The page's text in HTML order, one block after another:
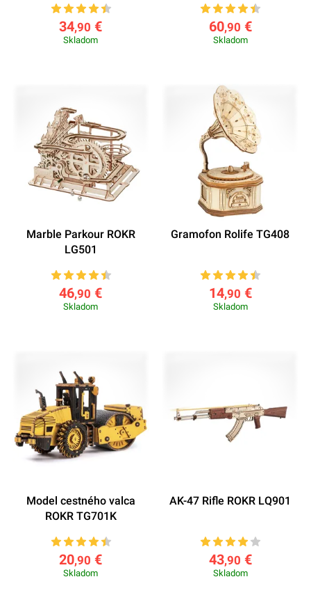
34,90 €
Skladom
60,90 €
Skladom
Marble Parkour ROKR
LG501
46,90 €
Skladom
Gramofon Rolife TG408
14,90 €
Skladom
Model cestného valca
ROKR TG701K
20,90 €
Skladom
AK-47 Rifle ROKR LQ901
43,90 €
Skladom